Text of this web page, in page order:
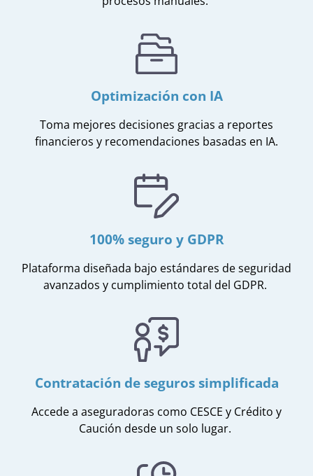
Optimización con IA
Toma mejores decisiones gracias a reportes
financieros y recomendaciones basadas en IA.
100% seguro y GDPR
Plataforma diseñada bajo estándares de seguridad
avanzados y cumplimiento total del GDPR.
Contratación de seguros simplificada
Accede a aseguradoras como CESCE y Crédito y
Caución desde un solo lugar.